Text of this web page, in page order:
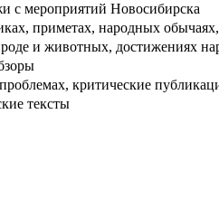
с мероприятий Новосибирска
приметах, народных
и животных, достижениях
критические
тексты